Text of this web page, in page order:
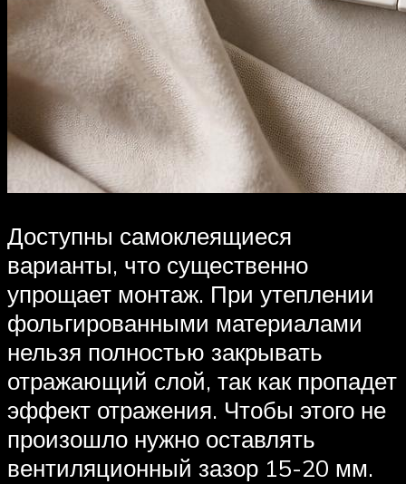
Доступны самоклеящиеся
варианты, что существенно
упрощает монтаж. При утеплении
фольгированными материалами
нельзя полностью закрывать
отражающий слой, так как пропадет
эффект отражения. Чтобы этого не
произошло нужно оставлять
вентиляционный зазор 15-20 мм.